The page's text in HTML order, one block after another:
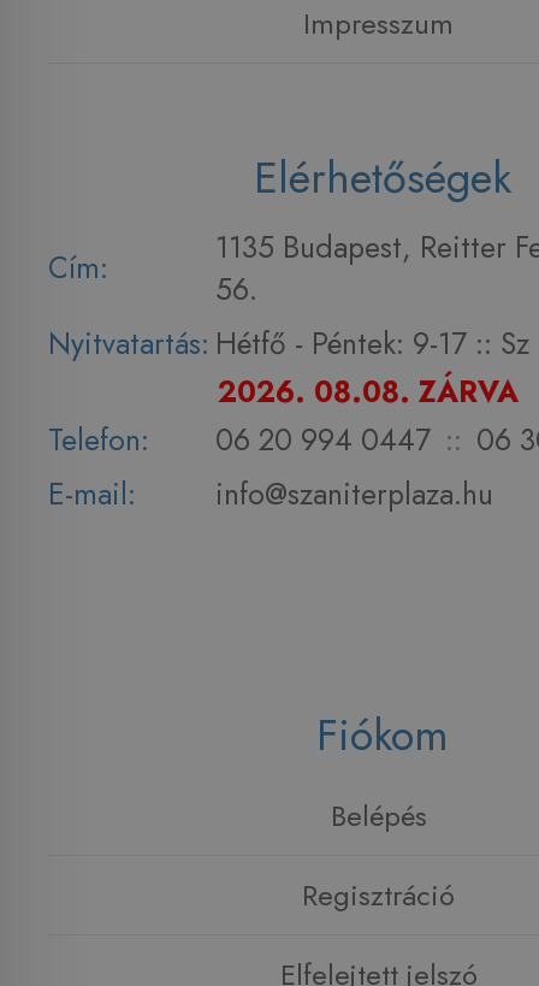
Impresszum
Elérhetőségek
Cím:
1135 Budapest, Reitter
56.
Nyitvatartás: Hétfő - Péntek: 9-17 :: Sz
2026. 08.08. ZÁRVA
Telefon:
06 20 994 0447 :: 06
E-mail:
info@szaniterplaza.hu
Fiókom
Belépés
Regisztráció
Elfelejtett jelszó